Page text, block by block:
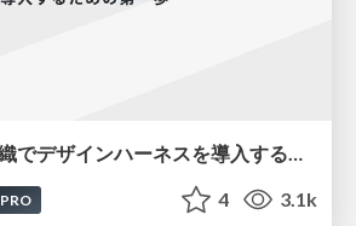
PRO 4 3.1k